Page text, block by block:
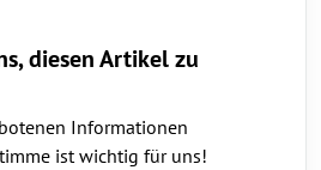
diesen Artikel zu
Informationen
ist wichtig für uns!